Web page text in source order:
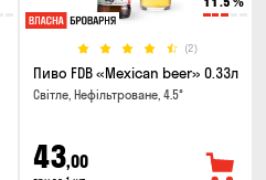
(2)
Пиво FDB «Mexican beer» 0.33л
Світле, Нефільтроване, 4.5°
43,00